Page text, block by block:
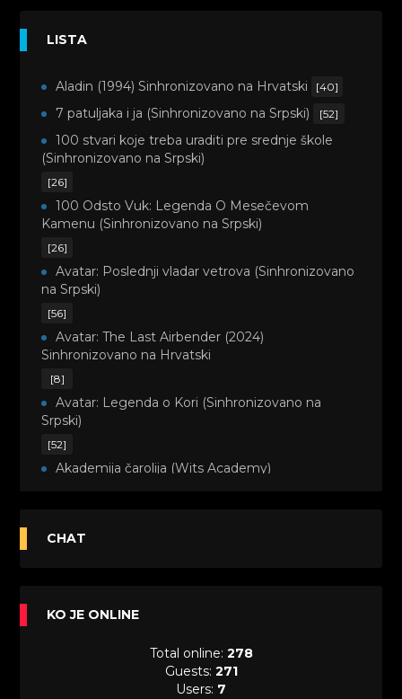
LISTA
Aladin (1994) Sinhronizovano na Hrvatski [40]
7 patuljaka i ja (Sinhronizovano na Srpski) [52]
100 stvari koje treba uraditi pre srednje škole
(Sinhronizovano na Srpski)
[26]
100 Odsto Vuk: Legenda O Mesečevom
Kamenu (Sinhronizovano na Srpski)
[26]
Avatar: Poslednji vladar vetrova (Sinhronizovano
na Srpski)
[56]
Avatar: The Last Airbender (2024)
Sinhronizovano na Hrvatski
[8]
Avatar: Legenda o Kori (Sinhronizovano na
Srpski)
[52]
Akademija čarolija (Wits Academy)
Avanture Maje i Marka (Sinhronizovano na
Sinhronizovano na Srpski
A.T.O.M. (Alpha Teens On Machines)
Sinhronizovano na Hrvatski
CHAT
KO JE ONLINE
Total online: 278
Guests: 271
Users: 7